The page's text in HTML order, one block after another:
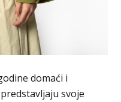
domaći i
svoje